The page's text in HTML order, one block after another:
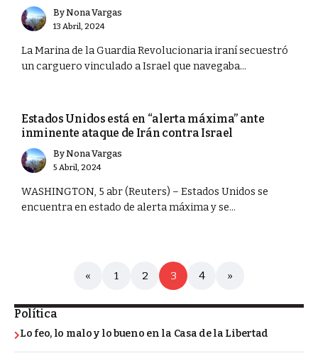
ByNona Vargas
13 Abril, 2024
La Marina de la Guardia Revolucionaria iraní secuestró
un carguero vinculado a Israel que navegaba...
Estados Unidos está en “alerta máxima” ante
inminente ataque de Irán contra Israel
ByNona Vargas
5 Abril, 2024
WASHINGTON, 5 abr (Reuters) – Estados Unidos se
encuentra en estado de alerta máxima y se...
« 1 2 3 4 »
Política
Lo feo, lo malo y lo bueno en la Casa de la Libertad